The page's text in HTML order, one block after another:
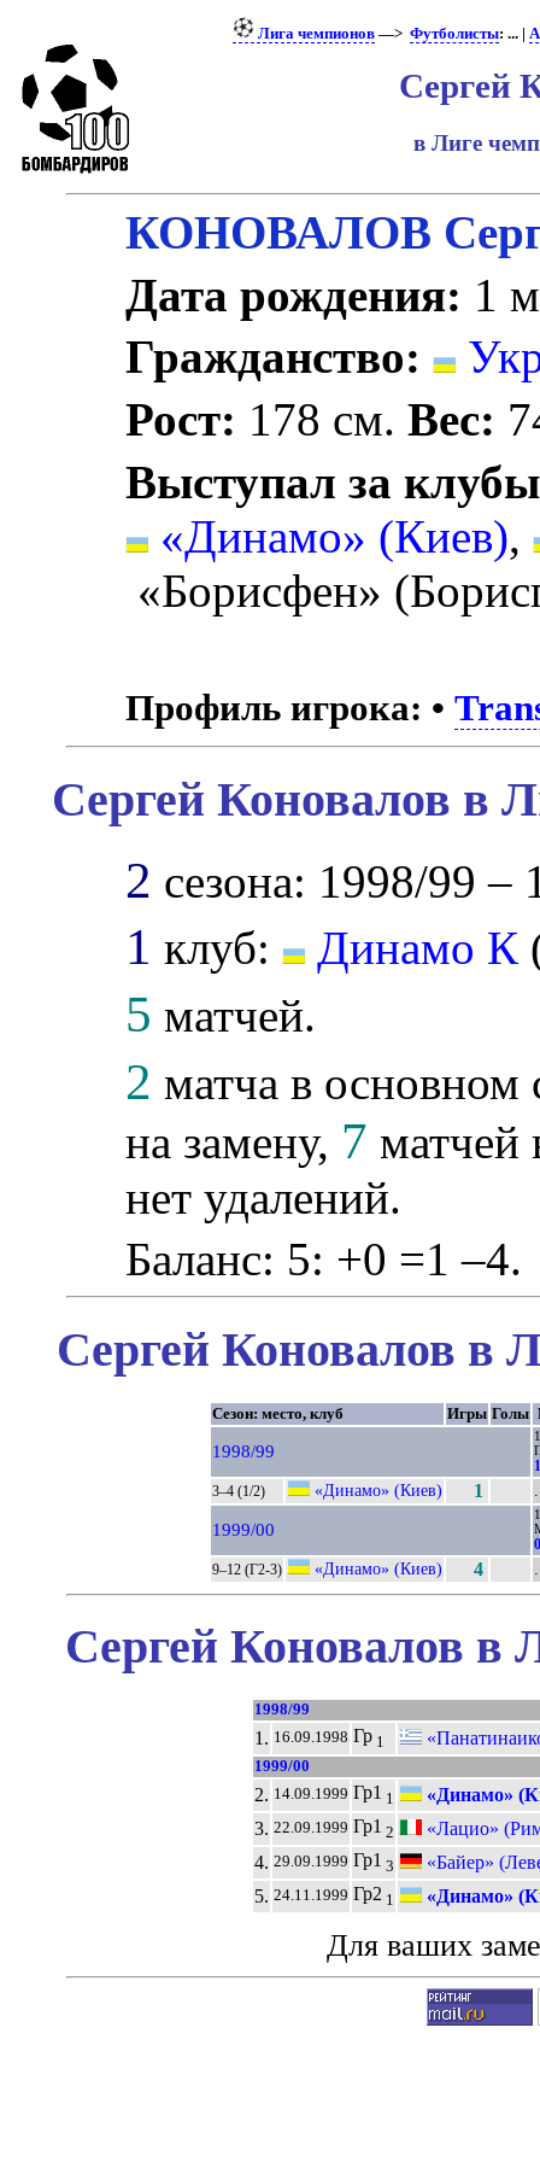
Лига чемпионов—> Футболисты: ... |
Сергей
в Лиге
КОНОВАЛОВ
Дата рождения: 1
Гражданство:
Рост: 178 см.Вес:
Выступал за
«Динамо» (Киев),
«Борисфен»
Профиль игрока: •
Сергей Коновалов в
2 сезона: 1998/99 –
1 клуб: Динамо К
5 матчей.
2 матча в основном
на замену, 7 матчей
нет удалений.
Баланс: 5: +0 =1 –4.
Сергей Коновалов в
Сезон: место, клуб Игры Голы
1998/99
3–4 (1/2) «Динамо» (Киев) 1
1999/00
9–12 (Г2-3) «Динамо» (Киев) 4
Сергей Коновалов в
1998/99
1. 16.09.1998 Гр 1
1999/00
2. 14.09.1999 Гр1 1
«Динамо»
3. 22.09.1999 Гр1 2
«Лацио»
4. 29.09.1999 Гр1 3
«Байер»
5. 24.11.1999 Гр2 1 «Динамо»
Для ваших